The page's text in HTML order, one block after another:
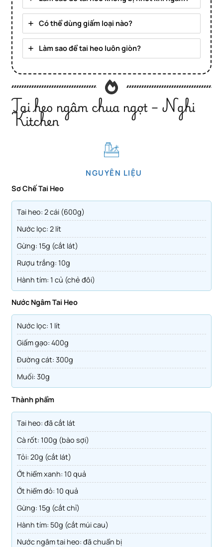
Có thể dùng giấm loại nào?
Làm sao để tai heo luôn giòn?
Tai heo ngâm chua ngọt – Nghi
Kitchen
NGUYÊN LIỆU
Sơ Chế Tai Heo
Tai heo: 2 cái (600g)
Nước lọc: 2 lít
Gừng: 15g (cắt lát)
Rượu trắng: 10g
Hành tím: 1 củ (chẻ đôi)
Nước Ngâm Tai Heo
Nước lọc: 1 lít
Giấm gạo: 400g
Đường cát: 300g
Muối: 30g
Thành phẩm
Tai heo: đã cắt lát
Cà rốt: 100g (bào sợi)
Tỏi: 20g (cắt lát)
Ớt hiểm xanh: 10 quả
Ớt hiểm đỏ: 10 quả
Gừng: 15g (cắt chỉ)
Hành tím: 50g (cắt múi cau)
Nước ngâm tai heo: đã chuẩn bị